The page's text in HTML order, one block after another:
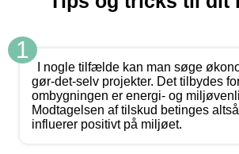
1
I nogle tilfælde kan man søge
gør-det-selv projekter. Det tilbydes
ombygningen er energi- og
Modtagelsen af tilskud betinges
influerer positivt på miljøet.